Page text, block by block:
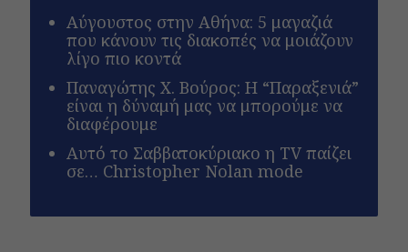
Αύγουστος στην Αθήνα: 5 μαγαζιά
που κάνουν τις διακοπές να μοιάζουν
λίγο πιο κοντά
Παναγώτης Χ. Βούρος: Η “Παραξενιά”
είναι η δύναμή μας να μπορούμε να
διαφέρουμε
Αυτό το Σαββατοκύριακο η TV παίζει
σε… Christopher Nolan mode